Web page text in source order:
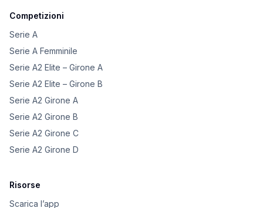
Competizioni
Serie A
Serie A Femminile
Serie A2 Elite – Girone A
Serie A2 Elite – Girone B
Serie A2 Girone A
Serie A2 Girone B
Serie A2 Girone C
Serie A2 Girone D
Risorse
Scarica l’app